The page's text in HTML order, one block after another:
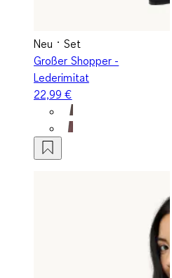
Neu
Set
Großer Shopper -
Lederimitat
22,99 €